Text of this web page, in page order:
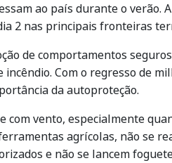
ao país durante o verão.
2 nas principais fronteiras
de comportamentos
incêndio. Com o regresso de
da autoproteção.
com vento, especialmente
agrícolas, não se
e não se lancem